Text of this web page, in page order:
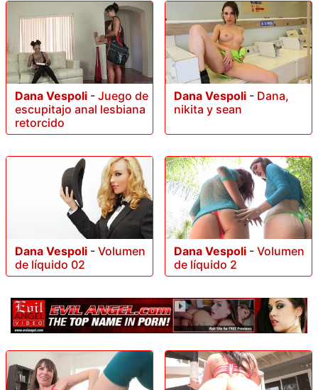
Dana Vespoli - Juego de
escupitajo anal lesbiana
retorcido
Dana Vespoli - Dana,
nikita y sean
Dana Vespoli - Volumen
de líquido 02
Dana Vespoli - Volumen
de líquido 2